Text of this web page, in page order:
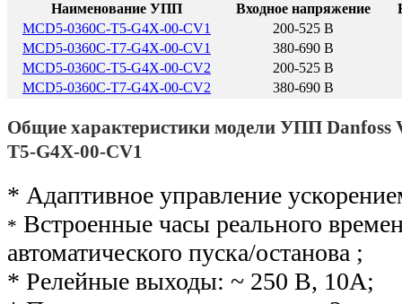
Наименование УПП Входное напряжение
MCD5-0360C-T5-G4X-00-CV1
200-525 В
MCD5-0360C-T7-G4X-00-CV1
380-690 В
MCD5-0360C-T5-G4X-00-CV2
200-525 В
MCD5-0360C-T7-G4X-00-CV2
380-690 В
Общие характеристики модели УПП Danfoss
T5-G4X-00-CV1
* Адаптивное управление
* Встроенные часы реального
автоматического пуска/останова ;
* Релейные выходы: ~ 250 В, 10А;